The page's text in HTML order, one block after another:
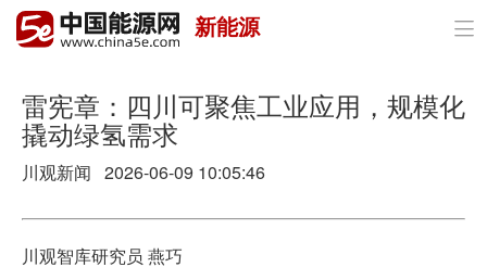
首页
政策与经济
新能源 
雷宪章：四川可聚焦工业应用，规模化
撬动绿氢需求
川观新闻 2026-06-09 10:05:46
川观智库研究员 燕巧